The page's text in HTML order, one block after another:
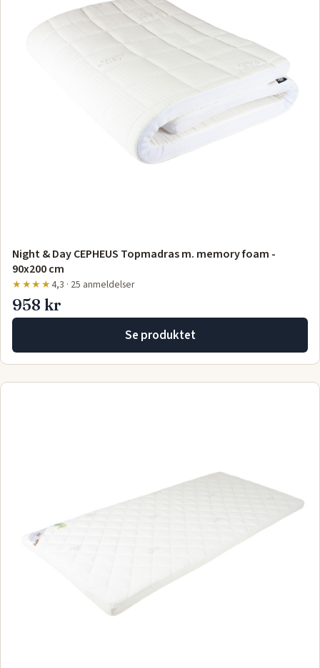
Night & Day CEPHEUS Topmadras m. memory foam -
90x200 cm
★★★★4,3 · 25 anmeldelser
958 kr
Se produktet